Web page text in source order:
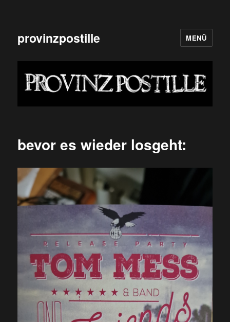
provinzpostille MENÜ
bevor es wieder losgeht: